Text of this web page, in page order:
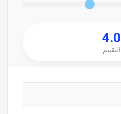
4.0
التقييم